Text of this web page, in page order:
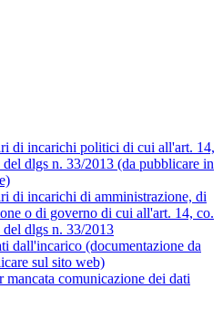
di incarichi politici di cui all'art. 14,
del dlgs n. 33/2013 (da pubblicare in
di incarichi di amministrazione, di
o di governo di cui all'art. 14, co.
del dlgs n. 33/2013
dall'incarico (documentazione da
sul sito web)
mancata comunicazione dei dati